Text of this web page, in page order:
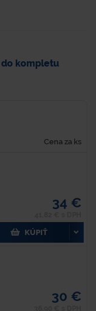
kompletu
Cena za ks
34 €
KÚPIŤ
30 €